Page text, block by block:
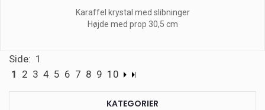
Karaffel krystal med slibninger
Højde med prop 30,5 cm
Side: 1
1 2 3 4 5 6 7 8 9 10
KATEGORIER